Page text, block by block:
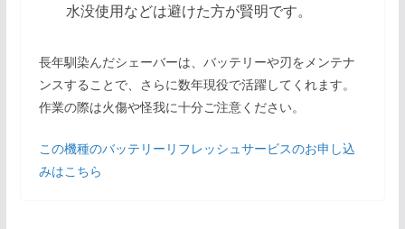
水没使用などは避けた方が賢明です。
長年馴染んだシェーバーは、バッテリーや刃をメンテナ
ンスすることで、さらに数年現役で活躍してくれます。
作業の際は火傷や怪我に十分ご注意ください。
この機種のバッテリーリフレッシュサービスのお申し込
みはこちら